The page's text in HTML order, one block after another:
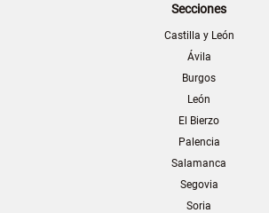
Secciones
Castilla y León
Ávila
Burgos
León
El Bierzo
Palencia
Salamanca
Segovia
Soria